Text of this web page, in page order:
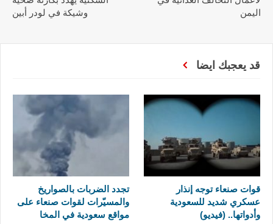
اليمن
وشيكة في لودر أبين
قد يعجبك ايضا
قوات صنعاء توجه إنذار
عسكري شديد للسعودية
وأدواتها.. (فيديو)
تجدد الضربات بالصواريخ
والمسيّرات لقوات صنعاء على
مواقع سعودية في المخا